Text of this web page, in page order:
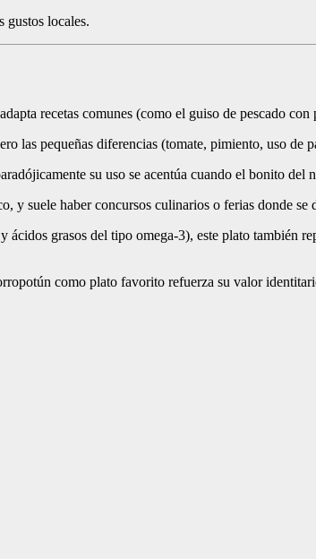
gustos locales.
recetas comunes (como el guiso de pescado
las pequeñas diferencias (tomate, pimiento, uso
su uso se acentúa cuando el bonito del
y suele haber concursos culinarios o ferias donde se
grasos del tipo omega-3), este plato también
como plato favorito refuerza su valor